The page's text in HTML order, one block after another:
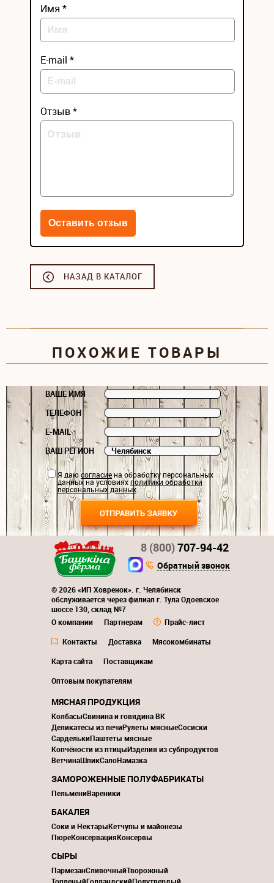
Имя *
E-mail *
Отзыв *
НАЗАД В КАТАЛОГ
ПОХОЖИЕ ТОВАРЫ
ВАШЕ ИМЯ
ТЕЛЕФОН
E-MAIL
ВАШ РЕГИОН
Я даюсогласиена обработку персональных
данных на условияхполитики обработки
персональных данных.
© 2026 «ИП Ховренок». г. Челябинск
обслуживается через филиал г. Тула Одоевское
шоссе 130, склад №7
О компании
Партнерам
Прайс-лист
Контакты
Доставка
Мясокомбинаты
Карта сайта
Поставщикам
Оптовым покупателям
8 (800)707-94-42
Обратный звонок
МЯСНАЯ ПРОДУКЦИЯ
КолбасыСвинина и говядина ВК
Деликатесы из печиРулеты мясныеСосиски
СарделькиПаштеты мясные
Копчёности из птицыИзделия из субпродуктов
ВетчинаШпикСалоНамазка
ЗАМОРОЖЕННЫЕ ПОЛУФАБРИКАТЫ
ПельмениВареники
БАКАЛЕЯ
Соки и НектарыКетчупы и майонезы
ПюреКонсервацияКонсервы
СЫРЫ
ПармезанСливочныйТворожный